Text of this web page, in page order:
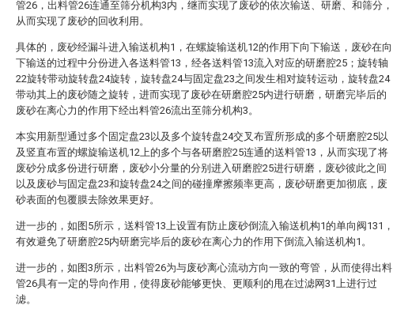
管26，出料管26连通至筛分机构3内，继而实现了废砂的依次输送、研磨、和筛分，
从而实现了废砂的回收利用。
具体的，废砂经漏斗进入输送机构1，在螺旋输送机12的作用下向下输送，废砂在向
下输送的过程中分份进入各送料管13，经各送料管13流入对应的研磨腔25；旋转轴
22旋转带动旋转盘24旋转，旋转盘24与固定盘23之间发生相对旋转运动，旋转盘24
带动其上的废砂随之旋转，进而实现了废砂在研磨腔25内进行研磨，研磨完毕后的
废砂在离心力的作用下经出料管26流出至筛分机构3。
本实用新型通过多个固定盘23以及多个旋转盘24交叉布置所形成的多个研磨腔25以
及竖直布置的螺旋输送机12上的多个与各研磨腔25连通的送料管13，从而实现了将
废砂分成多份进行研磨，废砂小分量的分别进入研磨腔25进行研磨，废砂彼此之间
以及废砂与固定盘23和旋转盘24之间的碰撞摩擦频率更高，废砂研磨更加彻底，废
砂表面的包覆膜去除效果更好。
进一步的，如图5所示，送料管13上设置有防止废砂倒流入输送机构1的单向阀131，
有效避免了研磨腔25内研磨完毕后的废砂在离心力的作用下倒流入输送机构1。
进一步的，如图3所示，出料管26为与废砂离心流动方向一致的弯管，从而使得出料
管26具有一定的导向作用，使得废砂能够更快、更顺利的甩在过滤网31上进行过
滤。